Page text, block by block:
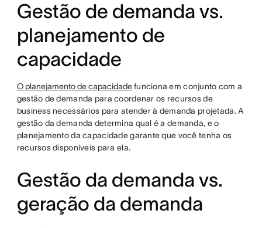
Gestão de demanda vs.
planejamento de
capacidade
O planejamento de capacidadefunciona em conjunto com a
gestão de demanda para coordenar os recursos de
business necessários para atender à demanda projetada. A
gestão da demanda determina qual é a demanda, e o
planejamento da capacidade garante que você tenha os
recursos disponíveis para ela.
Gestão da demanda vs.
geração da demanda